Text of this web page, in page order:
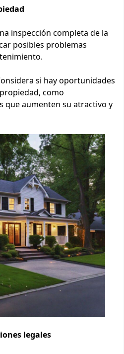
inspección completa de la
posibles problemas
si hay oportunidades
como
que aumenten su atractivo y
legales